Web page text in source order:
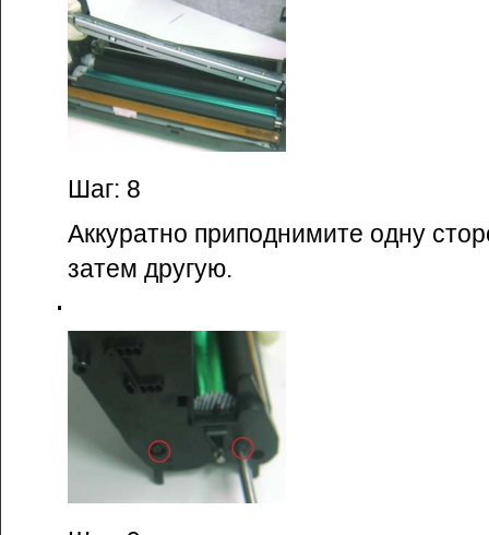
Шаг: 8
Аккуратно приподнимите одну
затем другую.